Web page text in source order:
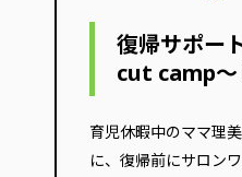
復帰サポー
cut camp～
育児休暇中のママ理
に、復帰前にサロン